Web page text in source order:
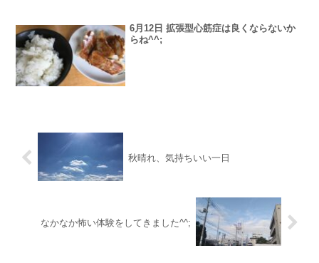
6月12日 拡張型心筋症は良くならないか
らね^^;
秋晴れ、気持ちいい一日
なかなか怖い体験をしてきました^^;